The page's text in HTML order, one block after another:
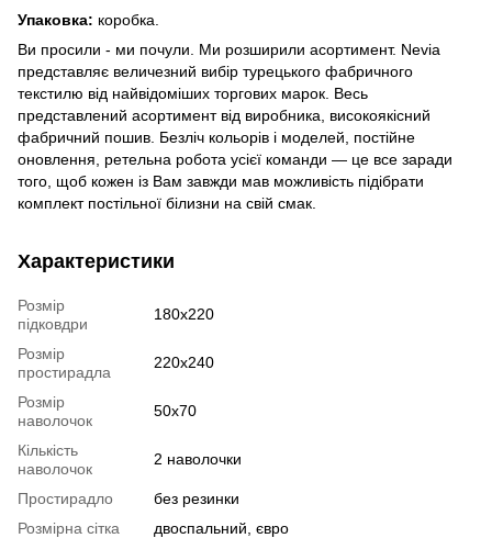
Упаковка: коробка.
Ви просили - ми почули. Ми розширили асортимент. Nevia
представляє величезний вибір турецького фабричного
текстилю від найвідоміших торгових марок. Весь
представлений асортимент від виробника, високоякісний
фабричний пошив. Безліч кольорів і моделей, постійне
оновлення, ретельна робота усієї команди — це все заради
того, щоб кожен із Вам завжди мав можливість підібрати
комплект постільної білизни на свій смак.
Характеристики
Розмір
підковдри
180x220
Розмір
простирадла
220x240
Розмір
наволочок
50x70
Кількість
наволочок
2 наволочки
Простирадло
без резинки
Розмірна сітка
двоспальний, євро